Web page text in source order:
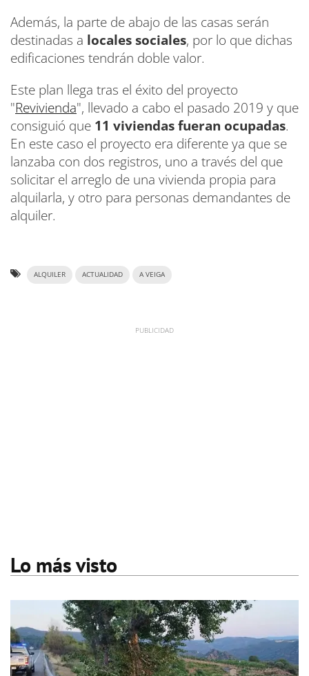
Además, la parte de abajo de las casas serán
destinadas a locales sociales, por lo que dichas
edificaciones tendrán doble valor.
Este plan llega tras el éxito del proyecto
"Revivienda", llevado a cabo el pasado 2019 y que
consiguió que 11 viviendas fueran ocupadas.
En este caso el proyecto era diferente ya que se
lanzaba con dos registros, uno a través del que
solicitar el arreglo de una vivienda propia para
alquilarla, y otro para personas demandantes de
alquiler.
ALQUILER ACTUALIDAD A VEIGA
Lo más visto